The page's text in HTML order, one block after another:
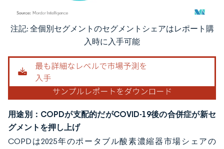
画像 © Mordor Intelligence。再利用にはCC BY 4.0の表示が必要です。
注記: 全個別セグメントのセグメントシェアはレポート購
入時に入手可能
用途別：COPDが支配的だがCOVID-19後の合併症が新セ
グメントを押し上げ
COPDは2025年のポータブル酸素濃縮器市場シェアの